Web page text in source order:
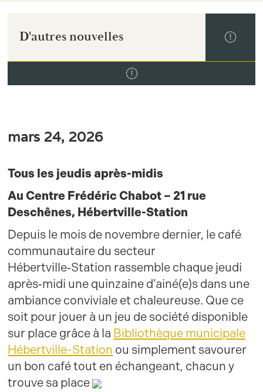
D'autres nouvelles
mars 24, 2026
Tous les jeudis après-midis
Au Centre Frédéric Chabot – 21 rue
Deschênes, Hébertville-Station
Depuis le mois de novembre dernier, le café
communautaire du secteur
Hébertville‑Station rassemble chaque jeudi
après‑midi une quinzaine d’ainé(e)s dans une
ambiance conviviale et chaleureuse. Que ce
soit pour jouer à un jeu de société disponible
sur place grâce à la Bibliothèque municipale
Hébertville-Station ou simplement savourer
un bon café tout en échangeant, chacun y
trouve sa place